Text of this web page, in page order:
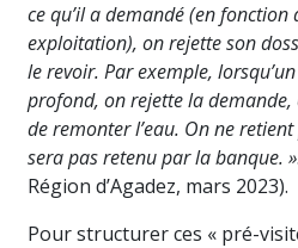
ce qu’il a demandé (en
exploitation), on rejette son
le revoir. Par exemple,
profond, on rejette la
de remonter l’eau. On ne
sera pas retenu par la banque. »
Région d’Agadez, mars 2023).
Pour structurer ces « pré-